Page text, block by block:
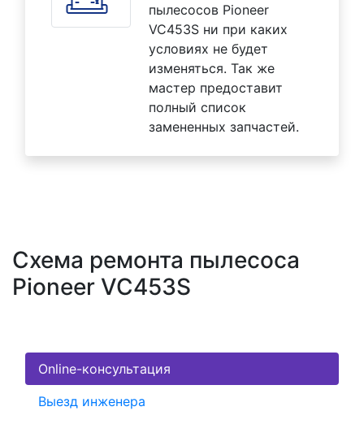
пылесосов Pioneer
VC453S ни при каких
условиях не будет
изменяться. Так же
мастер предоставит
полный список
замененных запчастей.
Схема ремонта пылесоса
Pioneer VC453S
Online-консультация
Выезд инженера